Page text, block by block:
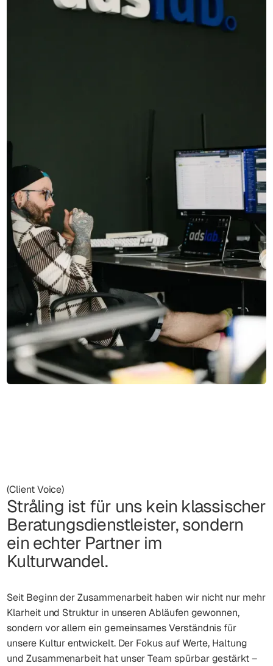
(Client Voice)
Stråling ist für uns kein klassischer
Beratungsdienstleister, sondern
ein echter Partner im
Kulturwandel.
Seit Beginn der Zusammenarbeit haben wir nicht nur mehr
Klarheit und Struktur in unseren Abläufen gewonnen,
sondern vor allem ein gemeinsames Verständnis für
unsere Kultur entwickelt. Der Fokus auf Werte, Haltung
und Zusammenarbeit hat unser Team spürbar gestärkt –